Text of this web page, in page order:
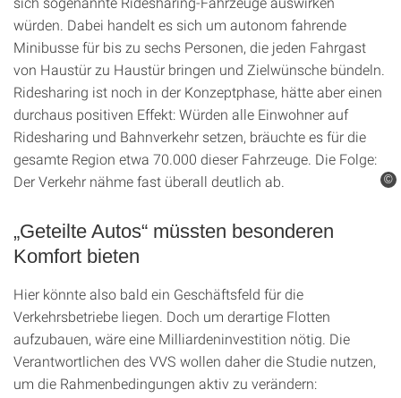
©
würden. Dabei handelt es sich um autonom fahrende
Minibusse für bis zu sechs Personen, die jeden Fahrgast
von Haustür zu Haustür bringen und Zielwünsche bündeln.
Ridesharing ist noch in der Konzeptphase, hätte aber einen
durchaus positiven Effekt: Würden alle Einwohner auf
Ridesharing und Bahnverkehr setzen, bräuchte es für die
gesamte Region etwa 70.000 dieser Fahrzeuge. Die Folge:
Der Verkehr nähme fast überall deutlich ab.
„Geteilte Autos“ müssten besonderen
Komfort bieten
Hier könnte also bald ein Geschäftsfeld für die
Verkehrsbetriebe liegen. Doch um derartige Flotten
aufzubauen, wäre eine Milliardeninvestition nötig. Die
Verantwortlichen des VVS wollen daher die Studie nutzen,
um die Rahmenbedingungen aktiv zu verändern: